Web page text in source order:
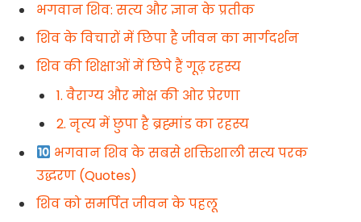
भगवान शिव: सत्य और ज्ञान के प्रतीक
शिव के विचारों में छिपा है जीवन का मार्गदर्शन
शिव की शिक्षाओं में छिपे हैं गूढ़ रहस्य
1. वैराग्य और मोक्ष की ओर प्रेरणा
2. नृत्य में छुपा है ब्रह्मांड का रहस्य
भगवान शिव के सबसे शक्तिशाली सत्य परक
उद्धरण (Quotes)
शिव को समर्पित जीवन के पहलू